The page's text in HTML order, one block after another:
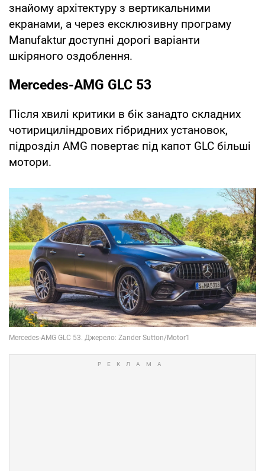
знайому архітектуру з вертикальними
екранами, а через ексклюзивну програму
Manufaktur доступні дорогі варіанти
шкіряного оздоблення.
Mercedes-AMG GLC 53
Після хвилі критики в бік занадто складних
чотирициліндрових гібридних установок,
підрозділ AMG повертає під капот GLC більші
мотори.